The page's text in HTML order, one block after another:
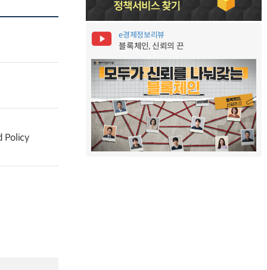
Policy
e경제정보리뷰
블록체인, 신뢰의 끈